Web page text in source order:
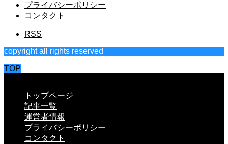
プライバシーポリシー
コンタクト
RSS
copyright all rights reserved
TOP
トップページ
記事一覧
運営者情報
プライバシーポリシー
コンタクト